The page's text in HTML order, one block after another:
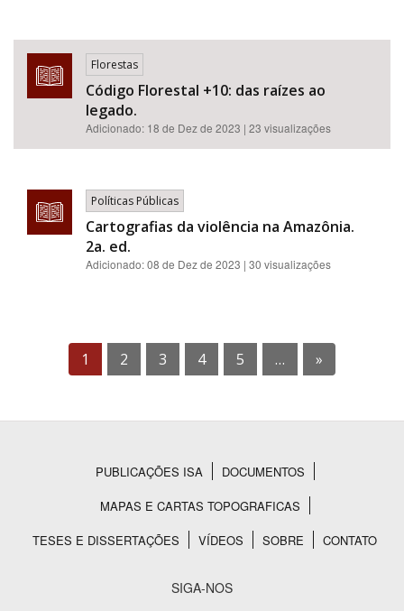
Florestas
Código Florestal +10: das raízes ao
legado.
Adicionado: 18 de Dez de 2023 | 23 visualizações
Políticas Públicas
Cartografias da violência na Amazônia.
2a. ed.
Adicionado:08 de Dez de 2023 | 30 visualizações
1 2 3 4 5 … »
Rodapé
PUBLICAÇÕES ISA
DOCUMENTOS
MAPAS E CARTAS TOPOGRAFICAS
TESES E DISSERTAÇÕES
VÍDEOS SOBRE CONTATO
SIGA-NOS